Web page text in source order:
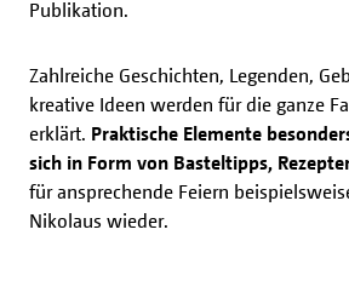
Publikation.
Zahlreiche Geschichten, Legenden,
kreative Ideen werden für die ganze
erklärt. Praktische Elemente
sich in Form von Basteltipps,
für ansprechende Feiern
Nikolaus wieder.